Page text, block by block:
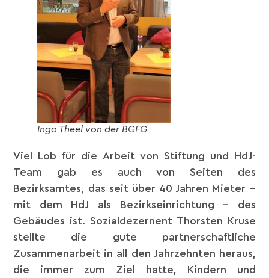
Ingo Theel von der BGFG
Viel Lob für die Arbeit von Stiftung und HdJ-
Team gab es auch von Seiten des
Bezirksamtes, das seit über 40 Jahren Mieter –
mit dem HdJ als Bezirkseinrichtung – des
Gebäudes ist. Sozialdezernent Thorsten Kruse
stellte die gute partnerschaftliche
Zusammenarbeit in all den Jahrzehnten heraus,
die immer zum Ziel hatte, Kindern und